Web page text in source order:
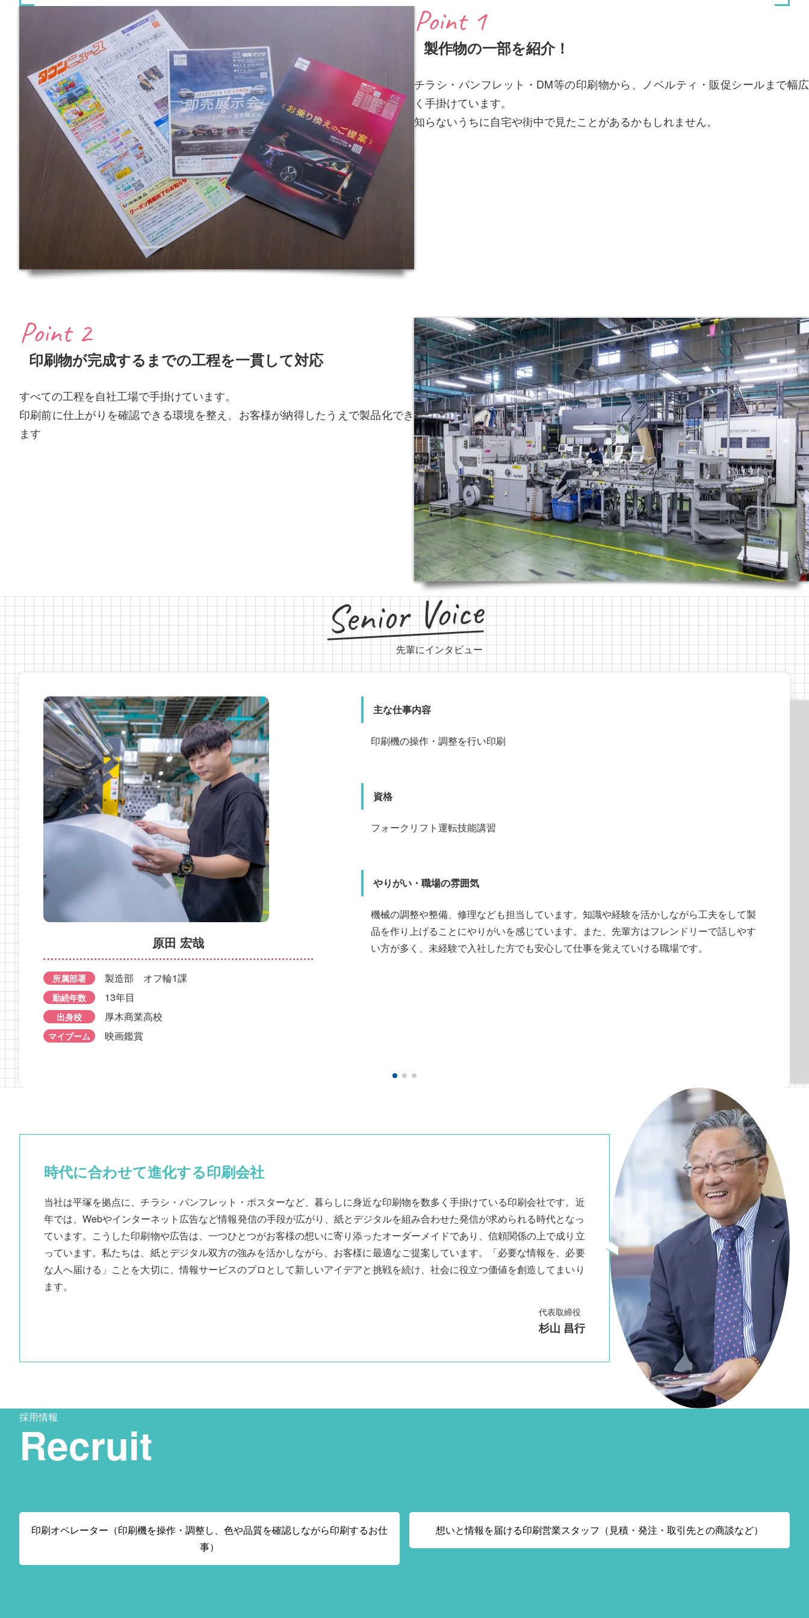
Point 1
製作物の一部を紹介！
チラシ・パンフレット・DM等の印刷物から、ノベルティ・販促シールまで幅広
く手掛けています。
知らないうちに自宅や街中で見たことがあるかもしれません。
Point 2
印刷物が完成するまでの工程を一貫して対応
すべての工程を自社工場で手掛けています。
印刷前に仕上がりを確認できる環境を整え、お客様が納得したうえで製品化でき
ます
Senior Voice
先輩にインタビュー
原田 宏哉
所属部署 製造部 オフ輪1課
勤続年数 13年目
出身校 厚木商業高校
マイブーム 映画鑑賞
主な仕事内容
印刷機の操作・調整を行い印刷
資格
フォークリフト運転技能講習
やりがい・職場の雰囲気
機械の調整や整備、修理なども担当しています。知識や経験を活かしながら工夫をして製
品を作り上げることにやりがいを感じています。また、先輩方はフレンドリーで話しやす
い方が多く、未経験で入社した方でも安心して仕事を覚えていける職場です。
所属部署 製造部 オフ輪1課
勤続年数 13年目
性格
マイブーム
印刷機の操作・調整を行い印刷
印刷用紙の機械をセットする「紙付け」作業から仕事を覚えました。慣れるまで大変でし
たが、先輩方に丁寧に教えていただき、版のセットや色調整なども任されるようになりま
所属部署
勤続年数 12年目
主な仕事内容
既存のお客様を中心に営業活動を行い、先輩と同行しながら少しずつ仕事を覚えていきま
す。印刷物だけではなく、ノベルティやイベント関連など幅広い提案を行い、お客様に喜
んでいただけた時に大きな達成感とやりがいを感じられる仕事です。
時代に合わせて進化する印刷会社
当社は平塚を拠点に、チラシ・パンフレット・ポスターなど、暮らしに身近な印刷物を数多く手掛けている印刷会社です。近
年では、Webやインターネット広告など情報発信の手段が広がり、紙とデジタルを組み合わせた発信が求められる時代となっ
ています。こうした印刷物や広告は、一つひとつがお客様の想いに寄り添ったオーダーメイドであり、信頼関係の上で成り立
っています。私たちは、紙とデジタル双方の強みを活かしながら、お客様に最適なご提案しています。「必要な情報を、必要
な人へ届ける」ことを大切に、情報サービスのプロとして新しいアイデアと挑戦を続け、社会に役立つ価値を創造してまいり
ます。
代表取締役
杉山 昌行
採用情報
Recruit
印刷オペレーター（印刷機を操作・調整し、色や品質を確認しながら印刷するお仕
事）
想いと情報を届ける印刷営業スタッフ（見積・発注・取引先との商談など）